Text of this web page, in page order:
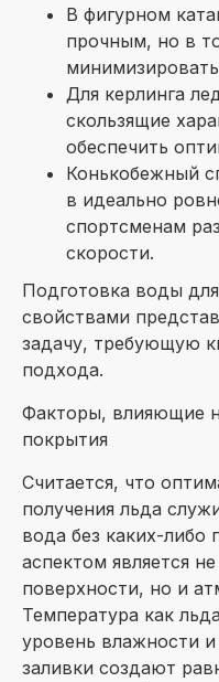
В фигурном
прочным, но в
Для керлинга
скользящие
обеспечить
Конькобежный
в идеально
спортсменам
скорости.
Подготовка воды
свойствами
задачу, требующую
подхода.
Факторы, влияющие
покрытия
Считается, что
получения льда
вода без каких-
аспектом является
поверхности, но и
Температура как
уровень влажности
заливки создают